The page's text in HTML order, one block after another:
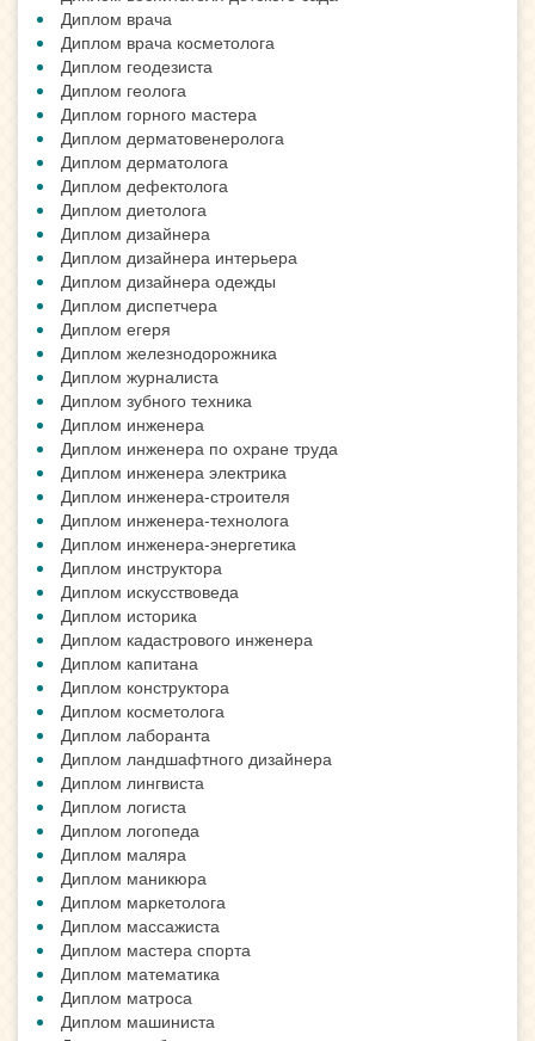
Диплом врача
Диплом врача косметолога
Диплом геодезиста
Диплом геолога
Диплом горного мастера
Диплом дерматовенеролога
Диплом дерматолога
Диплом дефектолога
Диплом диетолога
Диплом дизайнера
Диплом дизайнера интерьера
Диплом дизайнера одежды
Диплом диспетчера
Диплом егеря
Диплом железнодорожника
Диплом журналиста
Диплом зубного техника
Диплом инженера
Диплом инженера по охране труда
Диплом инженера электрика
Диплом инженера-строителя
Диплом инженера-технолога
Диплом инженера-энергетика
Диплом инструктора
Диплом искусствоведа
Диплом историка
Диплом кадастрового инженера
Диплом капитана
Диплом конструктора
Диплом косметолога
Диплом лаборанта
Диплом ландшафтного дизайнера
Диплом лингвиста
Диплом логиста
Диплом логопеда
Диплом маляра
Диплом маникюра
Диплом маркетолога
Диплом массажиста
Диплом мастера спорта
Диплом математика
Диплом матроса
Диплом машиниста